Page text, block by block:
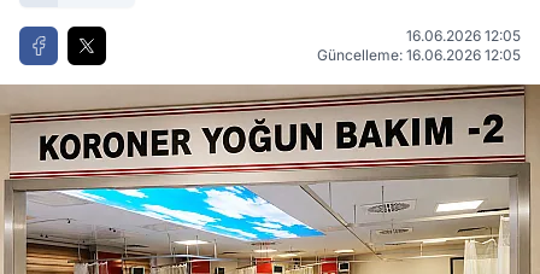
16.06.2026 12:05
Güncelleme: 16.06.2026 12:05